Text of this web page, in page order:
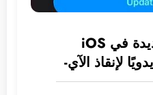
شاشة الاسترداد الجديدة في iOS
لإنقاذ الآي-